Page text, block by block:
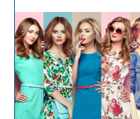
o
k
n p
p